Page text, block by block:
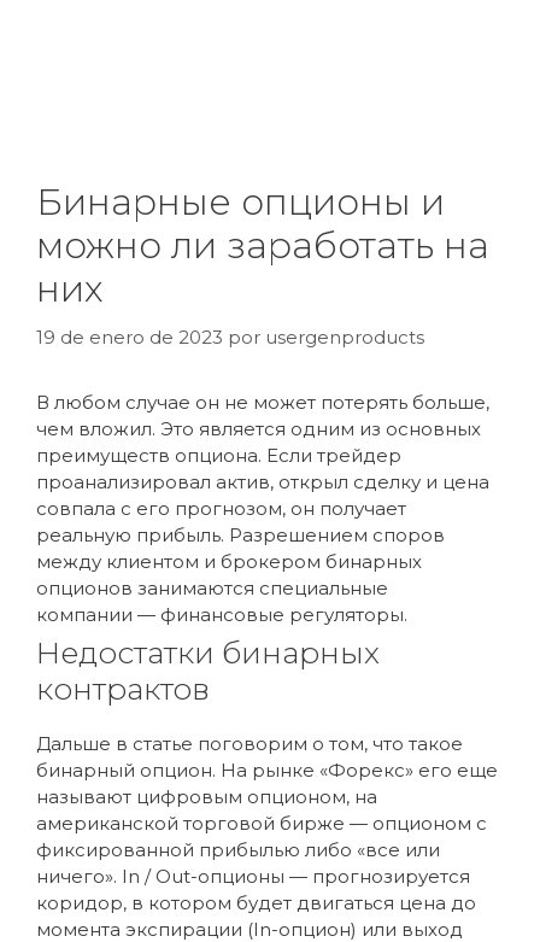
Бинарные опционы и
можно ли заработать на
них
19 de enero de 2023 por usergenproducts
В любом случае он не может потерять больше,
чем вложил. Это является одним из основных
преимуществ опциона. Если трейдер
проанализировал актив, открыл сделку и цена
совпала с его прогнозом, он получает
реальную прибыль. Разрешением споров
между клиентом и брокером бинарных
опционов занимаются специальные
компании — финансовые регуляторы.
Недостатки бинарных
контрактов
Дальше в статье поговорим о том, что такое
бинарный опцион. На рынке «Форекс» его еще
называют цифровым опционом, на
американской торговой бирже — опционом с
фиксированной прибылью либо «все или
ничего». In / Out-опционы — прогнозируется
коридор, в котором будет двигаться цена до
момента экспирации (In-опцион) или выход